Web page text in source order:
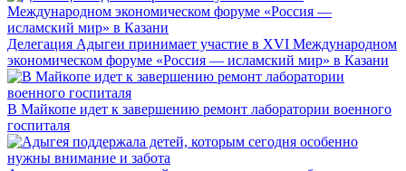
Делегация Адыгеи принимает участие в XVI Международном
экономическом форуме «Россия — исламский мир» в Казани
В Майкопе идет к завершению ремонт лаборатории военного
госпиталя